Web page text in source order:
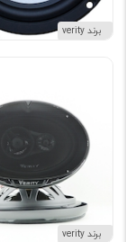
برند verity
برند verity